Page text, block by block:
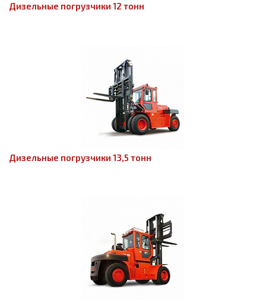
Дизельные погрузчики 12 тонн
Дизельные погрузчики 13,5 тонн